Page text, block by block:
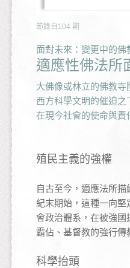
節錄自 104 期
面對未來：變更中的佛
適應性佛法所
大佛像或林立的佛教
西方科學文明的催迫
在現今社會的使命與責
殖民主義的強權
自古至今，適應法所
紀末期始，這種一向
會政治體系，在被強
霸佔、基督教的強行
科學抬頭